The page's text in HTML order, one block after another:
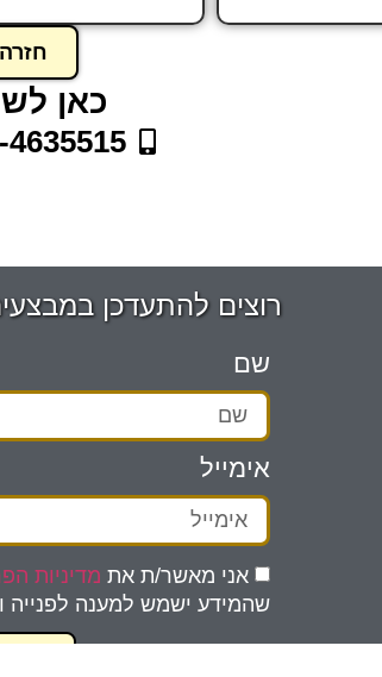
כאן
4635515
רוצים להתעדכן
שם
אימייל
אני מאשר/ת את מדיניות
שהמידע ישמש למענה לפנייה